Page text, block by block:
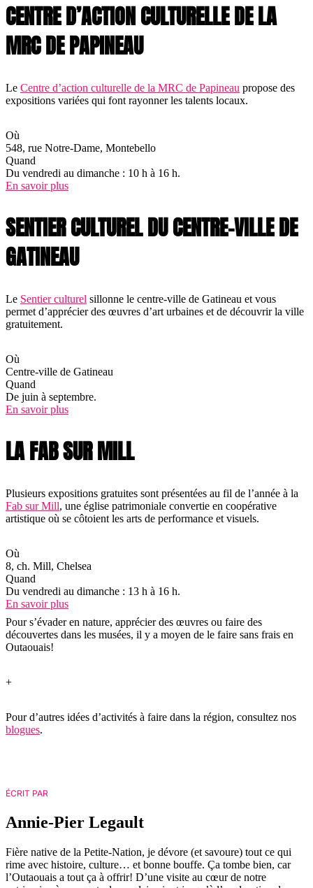
CENTRE D’ACTION CULTURELLE DE LA
MRC DE PAPINEAU
Le Centre d’action culturelle de la MRC de Papineau propose des
expositions variées qui font rayonner les talents locaux.
Où
548, rue Notre-Dame, Montebello
Quand
Du vendredi au dimanche : 10 h à 16 h.
En savoir plus
SENTIER CULTUREL DU CENTRE-VILLE DE
GATINEAU
Le Sentier culturel sillonne le centre-ville de Gatineau et vous
permet d’apprécier des œuvres d’art urbaines et de découvrir la ville
gratuitement.
Où
Centre-ville de Gatineau
Quand
De juin à septembre.
En savoir plus
LA FAB SUR MILL
Plusieurs expositions gratuites sont présentées au fil de l’année à la
Fab sur Mill, une église patrimoniale convertie en coopérative
artistique où se côtoient les arts de performance et visuels.
Où
8, ch. Mill, Chelsea
Quand
Du vendredi au dimanche : 13 h à 16 h.
En savoir plus
Pour s’évader en nature, apprécier des œuvres ou faire des
découvertes dans les musées, il y a moyen de le faire sans frais en
Outaouais!
+
Pour d’autres idées d’activités à faire dans la région, consultez nos
blogues.
ÉCRIT PAR
Annie-Pier Legault
Fière native de la Petite-Nation, je dévore (et savoure) tout ce qui
rime avec histoire, culture… et bonne bouffe. Ça tombe bien, car
l’Outaouais a tout ça à offrir! D’une visite au cœur de notre